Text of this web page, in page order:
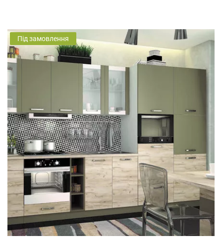
Під замовлення